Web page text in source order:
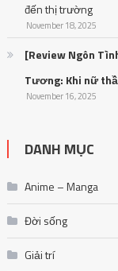
đến thị trường
November 18, 2025
[Review Ngôn
Tương: Khi nữ
November 16, 2025
DANH MỤC
Anime – Manga
Đời sống
Giải trí